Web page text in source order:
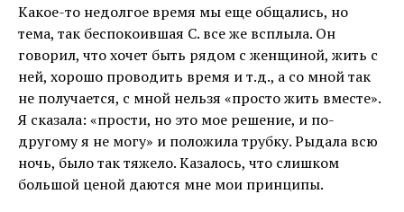
Какое-то недолгое время мы еще общались, но
тема, так беспокоившая С. все же всплыла. Он
говорил, что хочет быть рядом с женщиной, жить с
ней, хорошо проводить время и т.д., а со мной так
не получается, с мной нельзя «просто жить вместе».
Я сказала: «прости, но это мое решение, и по-
другому я не могу» и положила трубку. Рыдала всю
ночь, было так тяжело. Казалось, что слишком
большой ценой даются мне мои принципы.